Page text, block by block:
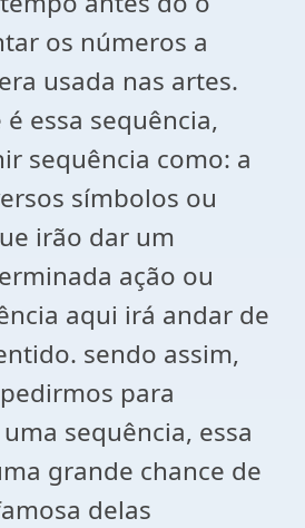
os números a
usada nas artes.
essa sequência,
sequência como: a
símbolos ou
irão dar um
ação ou
aqui irá andar de
sendo assim,
para
sequência, essa
grande chance de
delas